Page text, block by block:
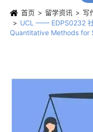
首页 留学资讯
写
UCL —— EDPS0232
Quantitative Methods for